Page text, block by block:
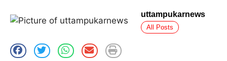
uttampukarnews
All Posts